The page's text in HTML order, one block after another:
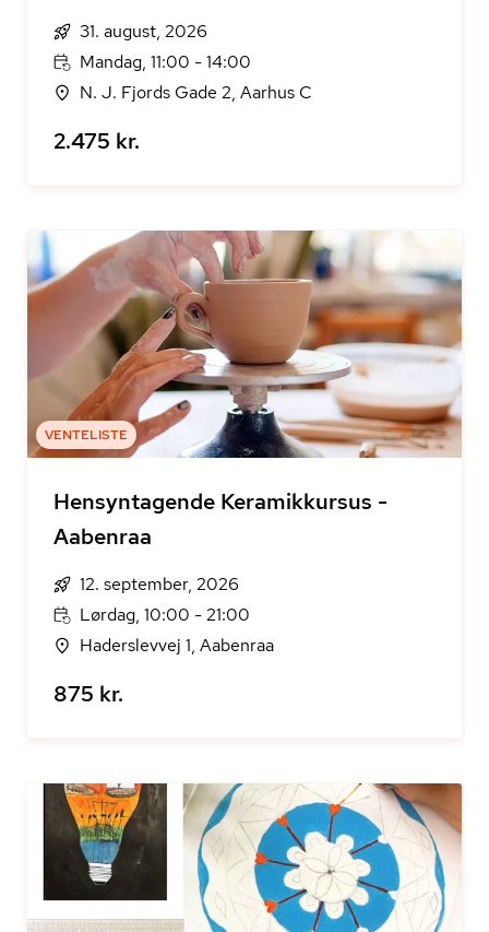
31. august, 2026
Mandag, 11:00 - 14:00
N. J. Fjords Gade 2, Aarhus C
2.475 kr.
VENTELISTE
Hensyntagende Keramikkursus -
Aabenraa
12. september, 2026
Lørdag, 10:00 - 21:00
Haderslevvej 1, Aabenraa
875 kr.